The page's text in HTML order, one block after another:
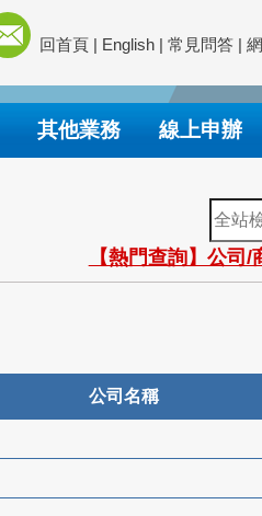
回首頁 | English | 常見問答 |
其他業務 線上申辦
全
站
檢
索
【熱門查詢】公司
公司名稱